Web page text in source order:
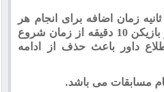
ثانیه زمان اضافه برای انجام هر
حرکت تعیین شده است. زمان تاخیر برای هر بازیکن 10 دقیقه از زمان شروع
داور باعث حذف از ادامه
مسابقات می باشد.